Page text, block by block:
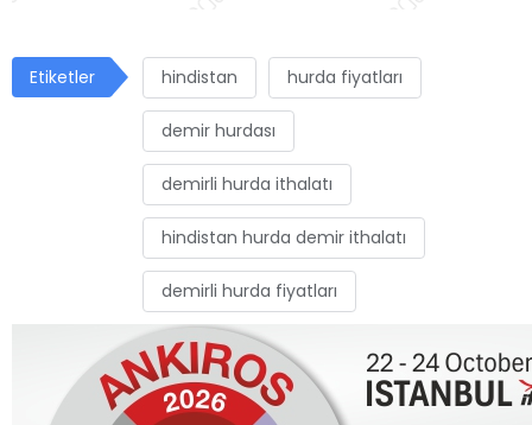
Etiketler hindistan hurda fiyatları
demir hurdası
demirli hurda ithalatı
hindistan hurda demir ithalatı
demirli hurda fiyatları